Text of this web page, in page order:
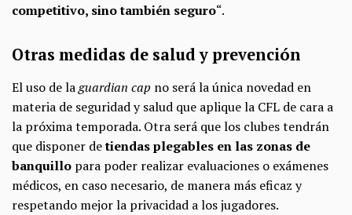
competitivo, sino también seguro“.
Otras medidas de salud y prevención
El uso de laguardian cap no será la única novedad en
materia de seguridad y salud que aplique la CFL de cara a
la próxima temporada. Otra será que los clubes tendrán
que disponer detiendas plegables en las zonas de
banquillo para poder realizar evaluaciones o exámenes
médicos, en caso necesario, de manera más eficaz y
respetando mejor la privacidad a los jugadores.